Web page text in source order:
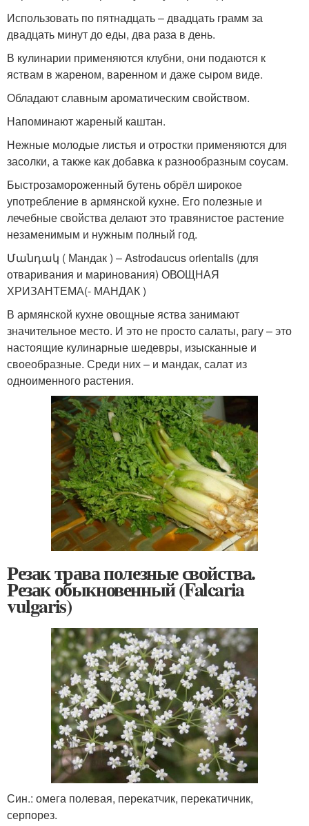
Использовать по пятнадцать – двадцать грамм за
двадцать минут до еды, два раза в день.
В кулинарии применяются клубни, они подаются к
яствам в жареном, варенном и даже сыром виде.
Обладают славным ароматическим свойством.
Напоминают жареный каштан.
Нежные молодые листья и отростки применяются для
засолки, а также как добавка к разнообразным соусам.
Быстрозамороженный бутень обрёл широкое
употребление в армянской кухне. Его полезные и
лечебные свойства делают это травянистое растение
незаменимым и нужным полный год.
Մանդակ ( Мандак ) – Astrodaucus orientalis (для
отваривания и маринования) ОВОЩНАЯ
ХРИЗАНТЕМА(- МАНДАК )
В армянской кухне овощные яства занимают
значительное место. И это не просто салаты, рагу – это
настоящие кулинарные шедевры, изысканные и
своеобразные. Среди них – и мандак, салат из
одноименного растения.
Резак трава полезные свойства.
Резак обыкновенный (Falcaria
vulgaris)
Син.: омега полевая, перекатчик, перекатичник,
серпорез.